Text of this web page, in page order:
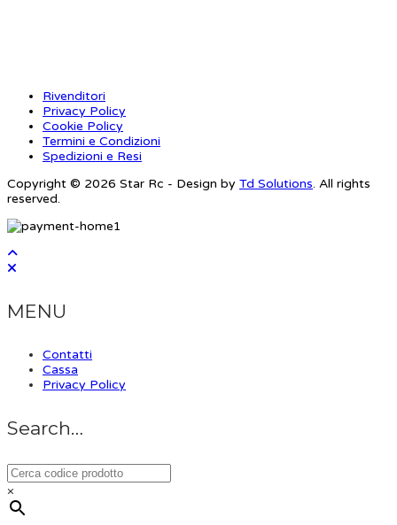
Rivenditori
Privacy Policy
Cookie Policy
Termini e Condizioni
Spedizioni e Resi
Copyright © 2026 Star Rc - Design by Td Solutions. All rights
reserved.
MENU
Contatti
Cassa
Privacy Policy
Search…
×